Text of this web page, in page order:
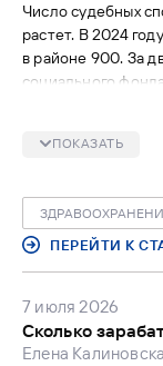
Число судебных
растет. В 2024
в районе 900. За
социального
ключевые
ПОКАЗАТЬ
ПЕРЕЙТИ К
7 июля 2026
Сколько
Елена